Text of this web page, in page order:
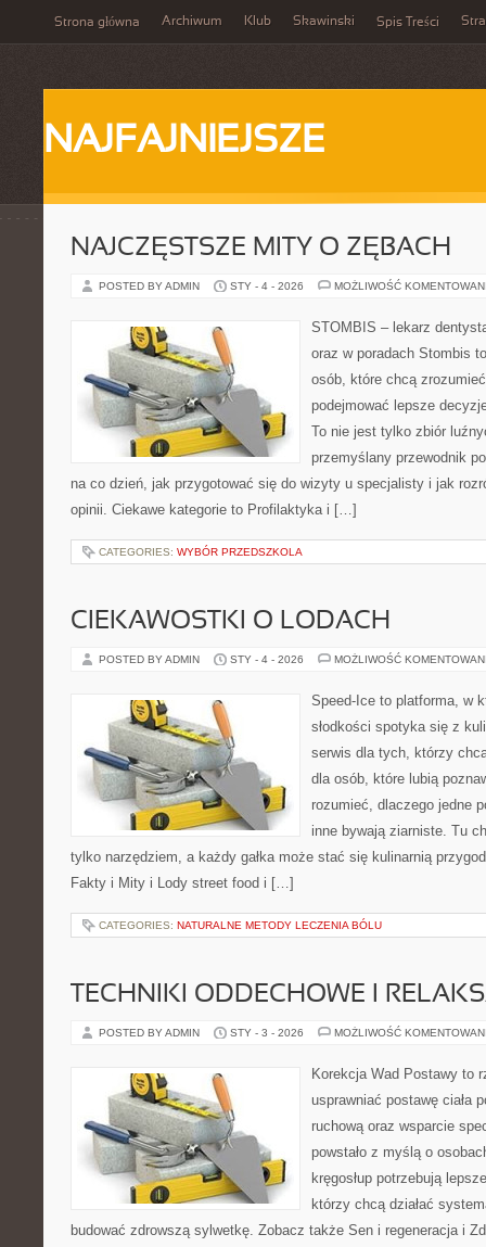
Strona główna Archiwum Klub Skawinski Spis Treści
NAJFAJNIEJSZE
NAJCZĘSTSZE MITY O ZĘBACH
POSTED BY ADMIN STY - 4 - 2026 MOŻLIWOŚĆ
STOMBIS – lekarz
oraz w poradach Stombis
osób, które chcą
podejmować lepsze
To nie jest tylko zbiór
przemyślany przewodnik
na co dzień, jak przygotować się do wizyty u specjalisty i jak
opinii. Ciekawe kategorie to Profilaktyka i […]
CATEGORIES: WYBÓR PRZEDSZKOLA
CIEKAWOSTKI O LODACH
POSTED BY ADMIN STY - 4 - 2026 MOŻLIWOŚĆ
Speed-Ice to platforma, w
słodkości spotyka się z
serwis dla tych, którzy
dla osób, które lubią
rozumieć, dlaczego jedne
inne bywają ziarniste. Tu
tylko narzędziem, a każdy gałka może stać się kulinarnią
Fakty i Mity i Lody street food i […]
CATEGORIES: NATURALNE METODY LECZENIA BÓLU
TECHNIKI ODDECHOWE I
POSTED BY ADMIN STY - 3 - 2026 MOŻLIWOŚĆ
Korekcja Wad Postawy to
usprawniać postawę ciała
ruchową oraz wsparcie
powstało z myślą o
kręgosłup potrzebują
którzy chcą działać
budować zdrowszą sylwetkę. Zobacz także Sen i regeneracja i